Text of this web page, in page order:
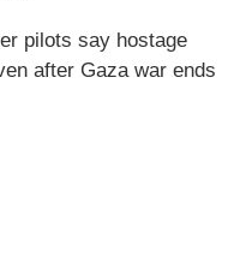
pilots say hostage
after Gaza war ends